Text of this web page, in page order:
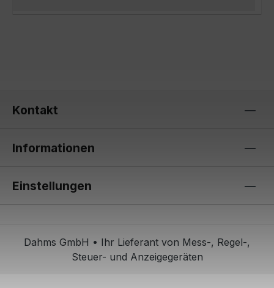
Kontakt
Informationen
Einstellungen
Dahms GmbH • Ihr Lieferant von Mess-, Regel-,
Steuer- und Anzeigegeräten